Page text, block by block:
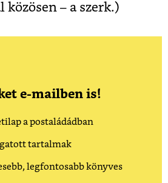
közösen – a szerk.)
e-mailben is!
a postaládádban
tartalmak
legfontosabb könyves